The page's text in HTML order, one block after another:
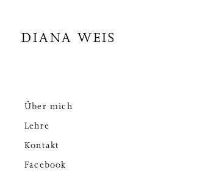
DIANA WEIS
Über mich
Lehre
Kontakt
Facebook